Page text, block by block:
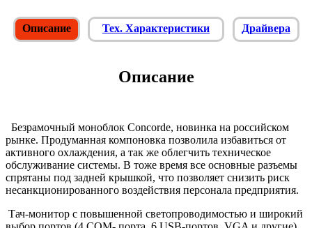
Описание Тех. Характеристики Драйвера
Описание
Безрамочный моноблок Concorde, новинка на российском
рынке. Продуманная компоновка позволила избавиться от
активного охлаждения, а так же облегчить техническое
обслуживание системы. В тоже время все основные разъемы
спрятаны под задней крышкой, что позволяет снизить риск
несанкционированного воздействия персонала предприятия.
Тач-монитор с повышенной светопроводимостью и широкий